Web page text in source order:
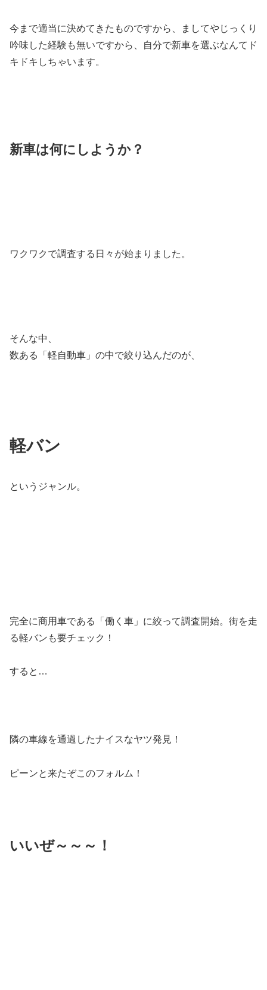
今まで適当に決めてきたものですから、ましてやじっくり
吟味した経験も無いですから、自分で新車を選ぶなんてド
キドキしちゃいます。
新車は何にしようか？
ワクワクで調査する日々が始まりました。
そんな中、
数ある「軽自動車」の中で絞り込んだのが、
軽バン
というジャンル。
完全に商用車である「働く車」に絞って調査開始。街を走
る軽バンも要チェック！
すると…
隣の車線を通過したナイスなヤツ発見！
ピーンと来たぞこのフォルム！
いいぜ～～～ ！